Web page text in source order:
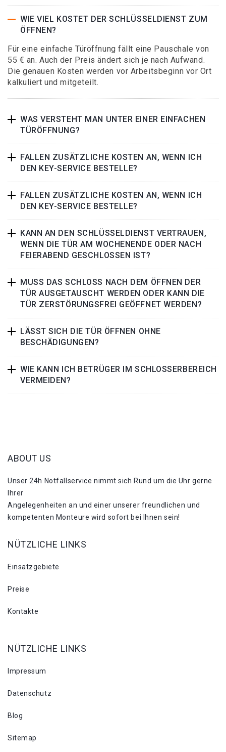
WIE VIEL KOSTET DER SCHLÜSSELDIENST ZUM
ÖFFNEN?
Für eine einfache Türöffnung fällt eine Pauschale von
55 € an. Auch der Preis ändert sich je nach Aufwand.
Die genauen Kosten werden vor Arbeitsbeginn vor Ort
kalkuliert und mitgeteilt.
WAS VERSTEHT MAN UNTER EINER EINFACHEN
TÜRÖFFNUNG?
FALLEN ZUSÄTZLICHE KOSTEN AN, WENN ICH
DEN KEY-SERVICE BESTELLE?
FALLEN ZUSÄTZLICHE KOSTEN AN, WENN ICH
DEN KEY-SERVICE BESTELLE?
KANN AN DEN SCHLÜSSELDIENST VERTRAUEN,
WENN DIE TÜR AM WOCHENENDE ODER NACH
FEIERABEND GESCHLOSSEN IST?
MUSS DAS SCHLOSS NACH DEM ÖFFNEN DER
TÜR AUSGETAUSCHT WERDEN ODER KANN DIE
TÜR ZERSTÖRUNGSFREI GEÖFFNET WERDEN?
LÄSST SICH DIE TÜR ÖFFNEN OHNE
BESCHÄDIGUNGEN?
WIE KANN ICH BETRÜGER IM SCHLOSSERBEREICH
VERMEIDEN?
ABOUT US
Unser 24h Notfallservice nimmt sich Rund um die Uhr gerne
Ihrer
Angelegenheiten an und einer unserer freundlichen und
kompetenten Monteure wird sofort bei Ihnen sein!
NÜTZLICHE LINKS
Einsatzgebiete
Preise
Kontakte
NÜTZLICHE LINKS
Impressum
Datenschutz
Blog
Sitemap